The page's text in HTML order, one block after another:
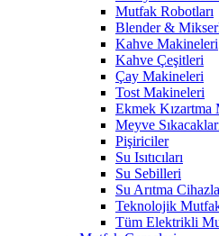
Mutfak Robotları
Blender &
Kahve Makineleri
Kahve Çeşitleri
Çay Makineleri
Tost Makineleri
Ekmek Kızartma
Meyve
Pişiriciler
Su Isıtıcıları
Su Sebilleri
Su Arıtma
Teknolojik
Tüm Elektrikli